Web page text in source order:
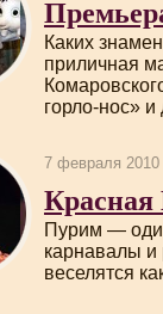
Каких
приличная
горло-нос»
7 февраля 2010
Пурим —
карнавалы и
веселятся